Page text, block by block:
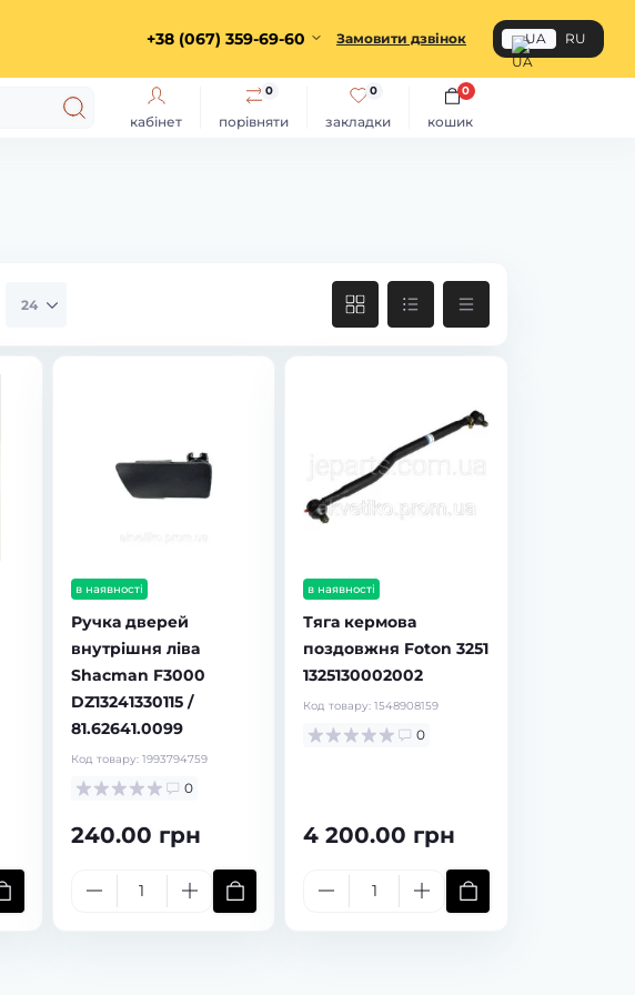
+38 (067) 359-69-60 Замовити дзвінок UA RU
кабінет порівняти
0
закладки
0
кошик
0
в наявності
Ручка дверей
внутрішня ліва
Shacman F3000
DZ13241330115 /
81.62641.0099
Код товару: 1993794759
0
240.00 грн
в наявності
Тяга кермова
поздовжня Foton 3251
1325130002002
Код товару:1548908159
0
4 200.00 грн